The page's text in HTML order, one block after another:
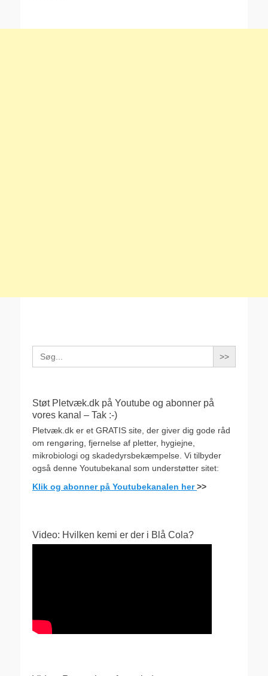
Search
for:
Støt Pletvæk.dk på Youtube og abonner på
vores kanal – Tak :-)
Pletvæk.dk er et GRATIS site, der giver dig gode råd
om rengøring, fjernelse af pletter, hygiejne,
mikrobiologi og skadedyrsbekæmpelse. Vi tilbyder
også denne Youtubekanal som understøtter sitet:
Klik og abonner på Youtubekanalen her>>
Video: Hvilken kemi er der i Blå Cola?